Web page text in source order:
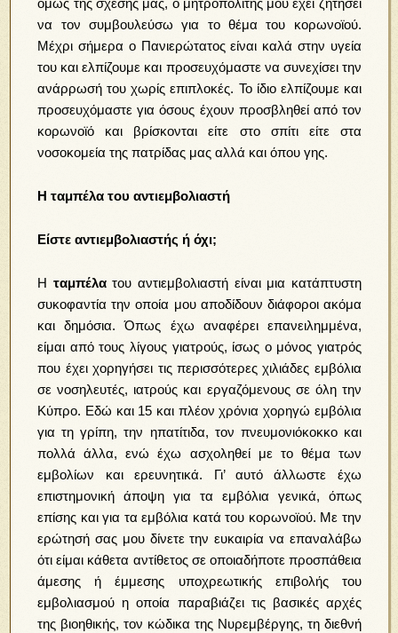
όμως της σχέσης μας, ο μητροπολίτης μου έχει ζητήσει
να τον συμβουλεύσω για το θέμα του κορωνοϊού.
Μέχρι σήμερα ο Πανιερώτατος είναι καλά στην υγεία
του και ελπίζουμε και προσευχόμαστε να συνεχίσει την
ανάρρωσή του χωρίς επιπλοκές. Το ίδιο ελπίζουμε και
προσευχόμαστε για όσους έχουν προσβληθεί από τον
κορωνοϊό και βρίσκονται είτε στο σπίτι είτε στα
νοσοκομεία της πατρίδας μας αλλά και όπου γης.
Η ταμπέλα του αντιεμβολιαστή
Είστε αντιεμβολιαστής ή όχι;
Η ταμπέλατου αντιεμβολιαστή είναι μια κατάπτυστη
συκοφαντία την οποία μου αποδίδουν διάφοροι ακόμα
και δημόσια. Όπως έχω αναφέρει επανειλημμένα,
είμαι από τους λίγους γιατρούς, ίσως ο μόνος γιατρός
που έχει χορηγήσει τις περισσότερες χιλιάδες εμβόλια
σε νοσηλευτές, ιατρούς και εργαζόμενους σε όλη την
Κύπρο. Εδώ και 15 και πλέον χρόνια χορηγώ εμβόλια
για τη γρίπη, την ηπατίτιδα, τον πνευμονιόκοκκο και
πολλά άλλα, ενώ έχω ασχοληθεί με το θέμα των
εμβολίων και ερευνητικά. Γι’ αυτό άλλωστε έχω
επιστημονική άποψη για τα εμβόλια γενικά, όπως
επίσης και για τα εμβόλια κατά του κορωνοϊού. Με την
ερώτησή σας μου δίνετε την ευκαιρία να επαναλάβω
ότι είμαι κάθετα αντίθετος σε οποιαδήποτε προσπάθεια
άμεσης ή έμμεσης υποχρεωτικής επιβολής του
εμβολιασμού η οποία παραβιάζει τις βασικές αρχές
της βιοηθικής, τον κώδικα της Νυρεμβέργης, τη διεθνή